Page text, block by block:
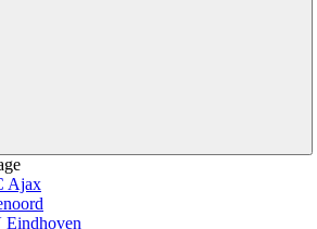
Ajax
Eindhoven